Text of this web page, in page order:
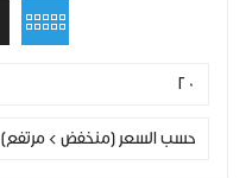
20
حسب السعر (منخفض > مرتفع)